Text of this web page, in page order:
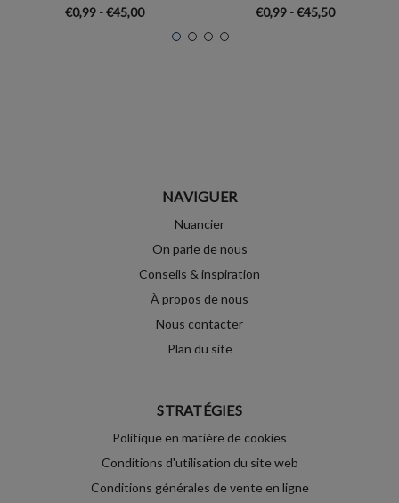
€0,99 - €45,00
€0,99 - €45,50
NAVIGUER
Nuancier
On parle de nous
Conseils & inspiration
À propos de nous
Nous contacter
Plan du site
STRATÉGIES
Politique en matière de cookies
Conditions d'utilisation du site web
Conditions générales de vente en ligne